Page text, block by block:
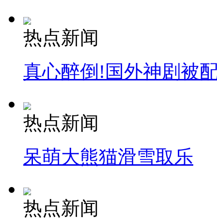
热点新闻
真心醉倒!国外神剧被
热点新闻
呆萌大熊猫滑雪取乐
热点新闻